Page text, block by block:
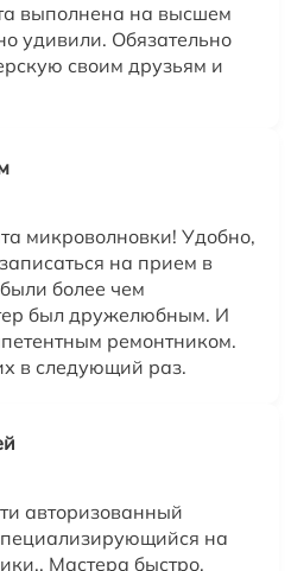
выполнена на высшем
удивили. Обязательно
своим друзьям и
микроволновки! Удобно,
на прием в
более чем
был дружелюбным. И
ремонтником.
в следующий раз.
авторизованный
на
Мастера быстро,